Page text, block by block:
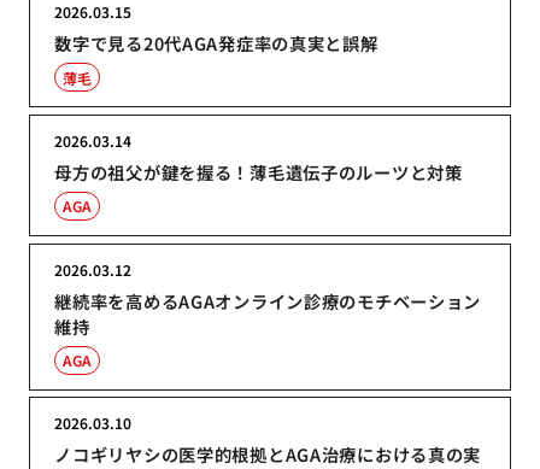
数字で見る20代AGA発症率の真実と誤解
2026.03.15
薄毛
母方の祖父が鍵を握る！薄毛遺伝子のルーツと対策
2026.03.14
AGA
継続率を高めるAGAオンライン診療のモチベーション
維持
2026.03.12
AGA
ノコギリヤシの医学的根拠とAGA治療における真の実
2026.03.10